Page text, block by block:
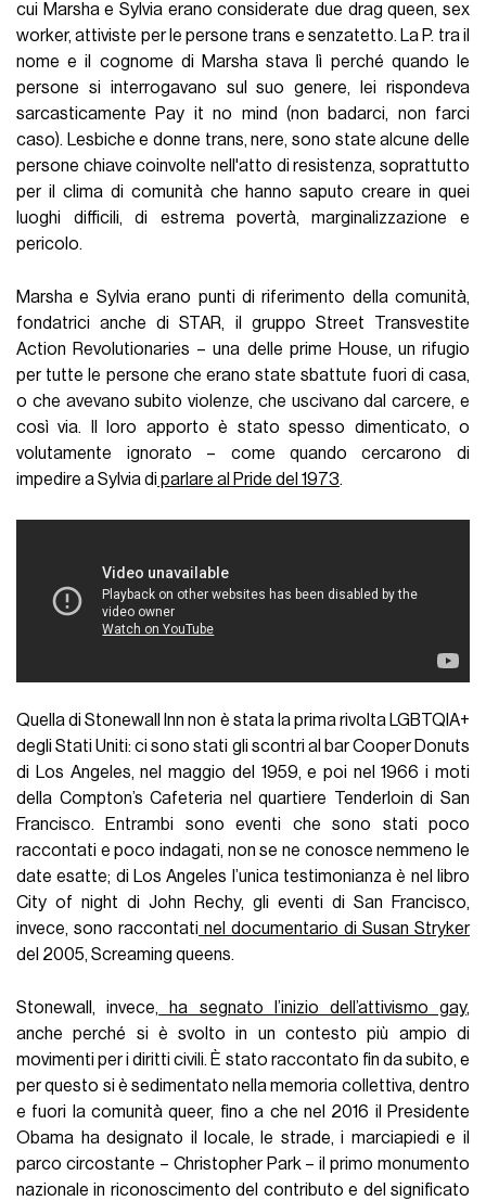
cui Marsha e Sylvia erano considerate due drag queen, sex
worker, attiviste per le persone trans e senzatetto. La P. tra il
nome e il cognome di Marsha stava lì perché quando le
persone si interrogavano sul suo genere, lei rispondeva
sarcasticamente Pay it no mind (non badarci, non farci
caso). Lesbiche e donne trans, nere, sono state alcune delle
persone chiave coinvolte nell'atto di resistenza, soprattutto
per il clima di comunità che hanno saputo creare in quei
luoghi difficili, di estrema povertà, marginalizzazione e
pericolo.
Marsha e Sylvia erano punti di riferimento della comunità,
fondatrici anche di STAR, il gruppo Street Transvestite
Action Revolutionaries – una delle prime House, un rifugio
per tutte le persone che erano state sbattute fuori di casa,
o che avevano subito violenze, che uscivano dal carcere, e
così via. Il loro apporto è stato spesso dimenticato, o
volutamente ignorato – come quando cercarono di
impedire a Sylvia di parlare al Pride del 1973.
Quella di Stonewall Inn non è stata la prima rivolta LGBTQIA+
degli Stati Uniti: ci sono stati gli scontri al bar Cooper Donuts
di Los Angeles, nel maggio del 1959, e poi nel 1966 i moti
della Compton’s Cafeteria nel quartiere Tenderloin di San
Francisco. Entrambi sono eventi che sono stati poco
raccontati e poco indagati, non se ne conosce nemmeno le
date esatte; di Los Angeles l’unica testimonianza è nel libro
City of night di John Rechy, gli eventi di San Francisco,
invece, sono raccontati nel documentario di Susan Stryker
del 2005, Screaming queens.
Stonewall, invece, ha segnato l’inizio dell’attivismo gay,
anche perché si è svolto in un contesto più ampio di
movimenti per i diritti civili. È stato raccontato fin da subito, e
per questo si è sedimentato nella memoria collettiva, dentro
e fuori la comunità queer, fino a che nel 2016 il Presidente
Obama ha designato il locale, le strade, i marciapiedi e il
parco circostante – Christopher Park – il primo monumento
nazionale in riconoscimento del contributo e del significato